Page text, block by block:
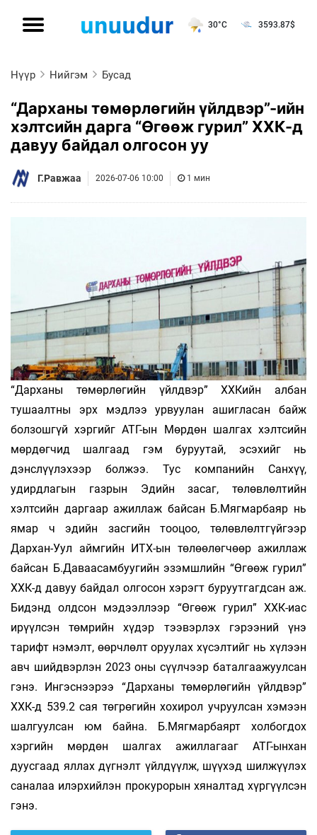
30°C 3593.87$
Нүүр Нийгэм Бусад
“Дарханы төмөрлөгийн үйлдвэр”-ийн
хэлтсийн дарга “Өгөөж гурил” ХХК-д
давуу байдал олгосон уу
Г.Равжаа 2026-07-06 10:00 1 мин
“Дарханы төмөрлөгийн үйлдвэр” ХХКийн албан
тушаалтны эрх мэдлээ урвуулан ашигласан байж
болзошгүй хэргийг АТГ-ын Мөрдөн шалгах хэлтсийн
мөрдөгчид шалгаад гэм буруутай, эсэхийг нь
дэнслүүлэхээр болжээ. Тус компанийн Санхүү,
удирдлагын газрын Эдийн засаг, төлөвлөлтийн
хэлтсийн даргаар ажиллаж байсан Б.Мягмарбаяр нь
ямар ч эдийн засгийн тооцоо, төлөвлөлтгүйгээр
Дархан-Уул айм­гийн ИТХ-ын төлөөлөгчөөр ажиллаж
байсан Б.Даваасамбуугийн эзэмшлийн “Өгөөж гурил”
ХХК-д давуу байдал олгосон хэрэгт буруутгагдсан аж.
Бидэнд олдсон мэдээллээр “Өгөөж гурил” ХХК-иас
ирүүлсэн төм­рийн хүдэр тээвэрлэх гэрээний үнэ
тарифт нэмэлт, өөрчлөлт оруулах хүсэлтийг нь хүлээн
авч шийдвэрлэн 2023 оны сүүлчээр баталгаажуулсан
гэнэ. Ингэснээрээ “Дарханы төмөрлөгийн үйлдвэр”
ХХК-д 539.2 сая төгрөгийн хохирол учруулсан хэмээн
шалгуулсан юм байна. Б.Мягмарбаярт холбогдох
хэргийн мөрдөн шалгах ажиллагааг АТГ-ынхан
дуусгаад яллах дүгнэлт үйлдүүлж, шүүхэд шилжүүлэх
саналаа илэрхийлэн прокурорын хяналтад хүргүүлсэн
гэнэ.